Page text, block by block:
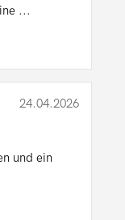
...
24.04.2026
und ein